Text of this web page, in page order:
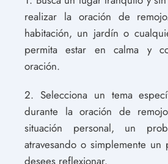
realizar la oración de
habitación, un jardín o
permita estar en calma y
oración.
2. Selecciona un tema
durante la oración de
situación personal, un
atravesando o simplemente
desees reflexionar.